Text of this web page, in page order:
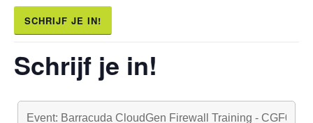
SCHRIJF JE IN!
Schrijf je in!